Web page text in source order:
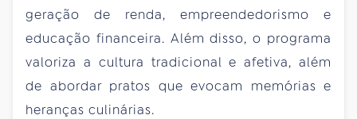
geração de renda, empreendedorismo e
educação financeira. Além disso, o programa
valoriza a cultura tradicional e afetiva, além
de abordar pratos que evocam memórias e
heranças culinárias.